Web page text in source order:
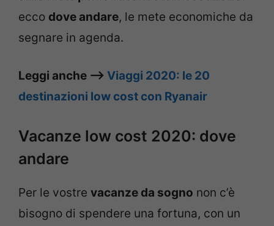
ecco dove andare, le mete economiche da
segnare in agenda.
Leggi anche –> Viaggi 2020: le 20
destinazioni low cost con Ryanair
Vacanze low cost 2020: dove
andare
Per le vostre vacanze da sogno non c’è
bisogno di spendere una fortuna, con un